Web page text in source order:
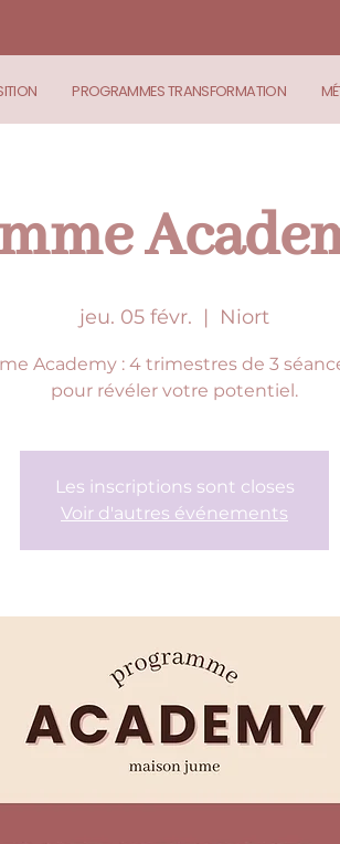
PROGRAMMES TRANSFORMATION
jeu. 05 févr.
  |
Niort
Academy : 4 trimestres de 3
pour révéler votre potentiel.
Les inscriptions sont closes
Voir d'autres événements